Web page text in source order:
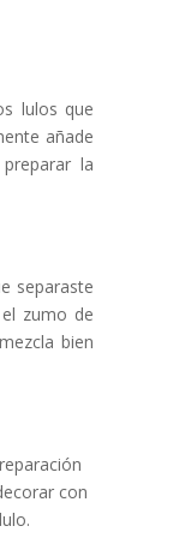
lulos que
añade
la
separaste
zumo de
bien
con